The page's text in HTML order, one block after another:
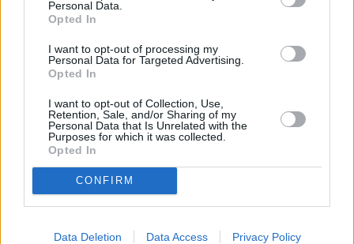
Personal Data.
Opted In
I want to opt-out of processing my
Personal Data for Targeted Advertising.
Opted In
I want to opt-out of Collection, Use,
Retention, Sale, and/or Sharing of my
Personal Data that Is Unrelated with the
Purposes for which it was collected.
Opted In
CONFIRM
Data Deletion Data Access Privacy Policy
Auto Athina